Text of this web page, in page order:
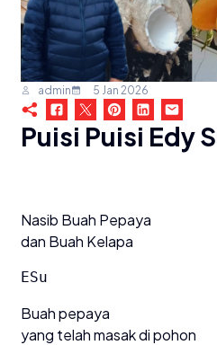
admin 5 Jan 2026
Puisi Puisi Edy
Nasib Buah Pepaya
dan Buah Kelapa
ESu
Buah pepaya
yang telah masak di pohon